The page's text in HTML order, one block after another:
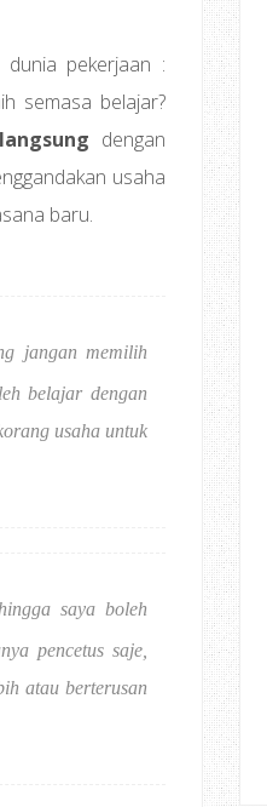
pekerjaan :
semasa belajar?
dengan
usaha
baru.
jangan memilih
belajar dengan
usaha untuk
saya boleh
pencetus saje,
atau berterusan